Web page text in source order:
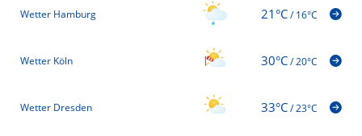
Wetter Hamburg 21°C/16°C
Wetter Köln 30°C/20°C
Wetter Dresden 33°C/23°C